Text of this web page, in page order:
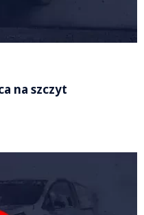
na szczyt